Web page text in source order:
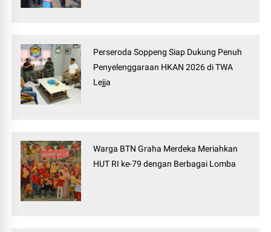
Perseroda Soppeng Siap Dukung Penuh
Penyelenggaraan HKAN 2026 di TWA
Lejja
Warga BTN Graha Merdeka Meriahkan
HUT RI ke-79 dengan Berbagai Lomba